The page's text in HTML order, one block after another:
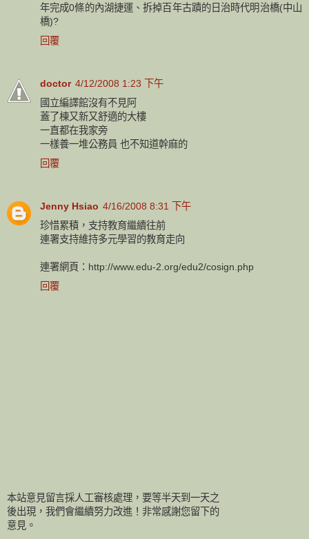
年完成0條的內湖捷運、拆掉百年古蹟的日治時代明治橋(中山
橋)?
回覆
doctor 4/12/2008 1:23 下午
國立編譯館沒有不見阿
蓋了棟又新又舒適的大樓
一直都在我家旁
一樣養一堆公務員 也不知道幹麻的
回覆
Jenny Hsiao 4/16/2008 8:31 下午
珍惜累積，支持教育繼續往前
連署支持維持多元學習的教育走向
連署網頁：http://www.edu-2.org/edu2/cosign.php
回覆
本站意見留言採人工審核處理，要等半天到一天之
後出現，我們會繼續努力改進！非常感謝您留下的
意見。